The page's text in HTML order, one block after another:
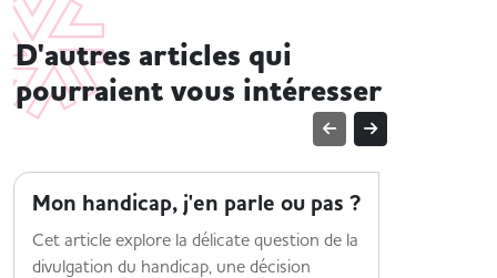
D'autres articles qui
pourraient vous intéresser
Mon handicap, j'en parle ou pas ?
Cet article explore la délicate question de la
divulgation du handicap, une décision